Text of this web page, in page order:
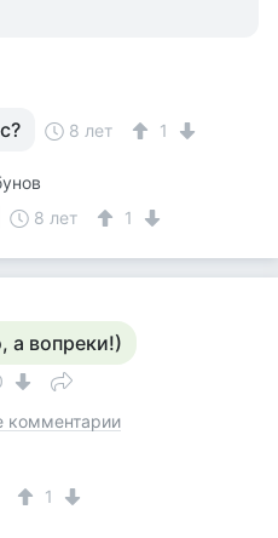
8 лет 1
8 лет 1
а вопреки!)
комментарии
1